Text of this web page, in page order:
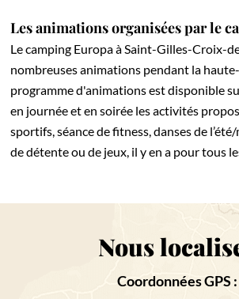
Les animations organisées par le
Le camping Europa à Saint-Gilles-Croix-
nombreuses animations pendant la
programme d'animations est disponible
en journée et en soirée les activités
sportifs, séance de fitness, danses de
de détente ou de jeux, il y en a pour tous
Nous
Coordonnées GPS :